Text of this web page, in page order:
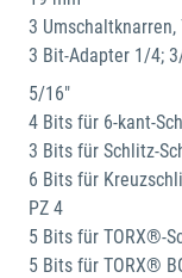
3
3 Bit-Adapter 1/4;
5/16"
4 Bits für 6-kant-
3 Bits für Schlitz-
6 Bits für
PZ 4
5 Bits für TORX®-
5 Bits für TORX®